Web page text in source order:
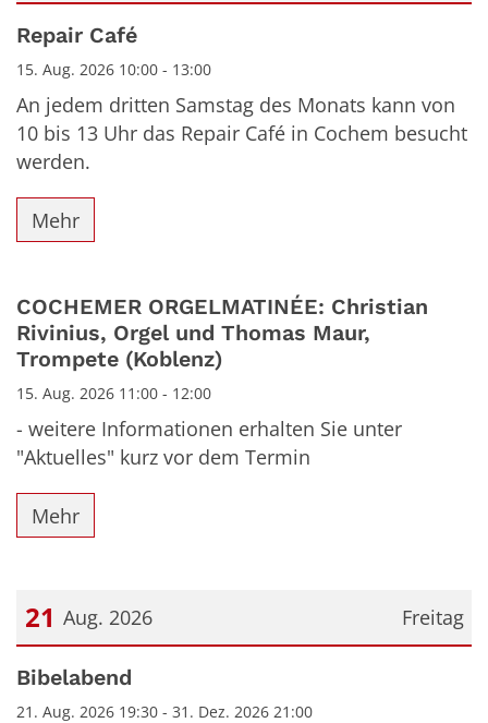
Datum: 15. August 2026
Repair Café
15. Aug. 2026 10:00 - 13:00
An jedem dritten Samstag des Monats kann von
10 bis 13 Uhr das Repair Café in Cochem besucht
werden.
Mehr
COCHEMER ORGELMATINÉE: Christian
Rivinius, Orgel und Thomas Maur,
Trompete (Koblenz)
15. Aug. 2026 11:00 - 12:00
- weitere Informationen erhalten Sie unter
"Aktuelles" kurz vor dem Termin
Mehr
Freitag
21 Aug. 2026
Datum: 21. August 2026
Bibelabend
21. Aug. 2026 19:30 - 31. Dez. 2026 21:00